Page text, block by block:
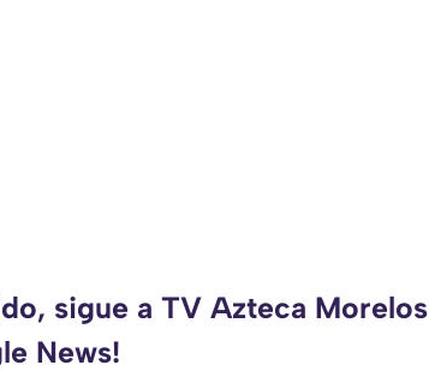
sigue a TV Azteca Morelos
News!